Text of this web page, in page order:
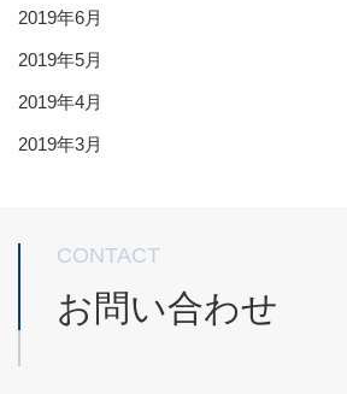
2019年6月
2019年5月
2019年4月
2019年3月
CONTACT
お問い合わせ